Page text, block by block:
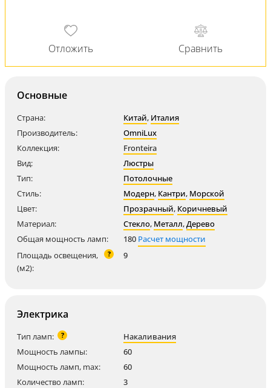
Основные
Страна: Китай, Италия
Производитель:
OmniLux
Коллекция:
Fronteira
Вид:
Люстры
Тип:
Потолочные
Стиль:
Модерн, Кантри, Морской
Цвет:
Прозрачный, Коричневый
Материал:
Стекло, Металл,Дерево
Общая мощность ламп:
180 Расчет мощности
Площадь освещения,
(м2):
? 9
Электрика
Тип ламп: ?
Накаливания
Мощность лампы:
60
Мощность ламп, max:
60
Количество ламп:
3